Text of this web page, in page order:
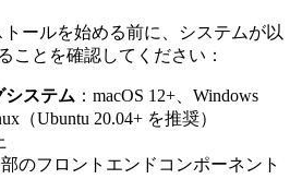
トールを始める前に、システムが以
ことを確認してください：
システム ：macOS 12+、Windows
（Ubuntu 20.04+ を推奨）
部のフロントエンドコンポーネント